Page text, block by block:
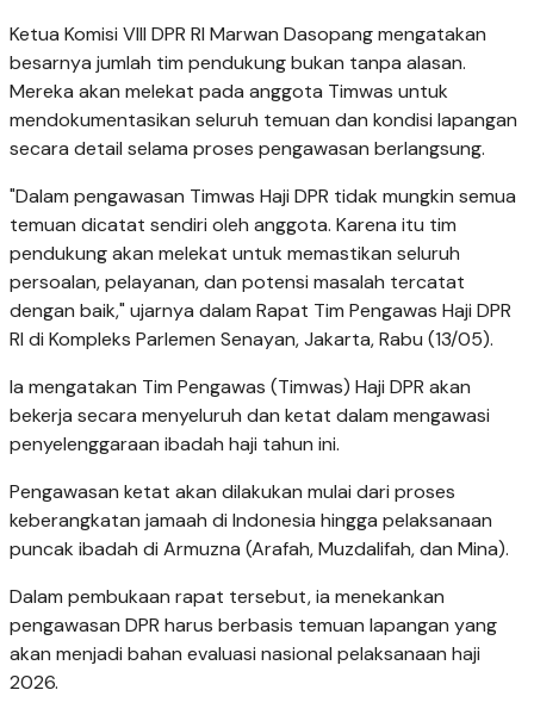
Ketua Komisi VIII DPR RI Marwan Dasopang mengatakan
besarnya jumlah tim pendukung bukan tanpa alasan.
Mereka akan melekat pada anggota Timwas untuk
mendokumentasikan seluruh temuan dan kondisi lapangan
secara detail selama proses pengawasan berlangsung.
"Dalam pengawasan Timwas Haji DPR tidak mungkin semua
temuan dicatat sendiri oleh anggota. Karena itu tim
pendukung akan melekat untuk memastikan seluruh
persoalan, pelayanan, dan potensi masalah tercatat
dengan baik," ujarnya dalam Rapat Tim Pengawas Haji DPR
RI di Kompleks Parlemen Senayan, Jakarta, Rabu (13/05).
Ia mengatakan Tim Pengawas (Timwas) Haji DPR akan
bekerja secara menyeluruh dan ketat dalam mengawasi
penyelenggaraan ibadah haji tahun ini.
Pengawasan ketat akan dilakukan mulai dari proses
keberangkatan jamaah di Indonesia hingga pelaksanaan
puncak ibadah di Armuzna (Arafah, Muzdalifah, dan Mina).
Dalam pembukaan rapat tersebut, ia menekankan
pengawasan DPR harus berbasis temuan lapangan yang
akan menjadi bahan evaluasi nasional pelaksanaan haji
2026.